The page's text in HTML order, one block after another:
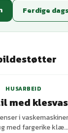
Ferdige
HUSARBEID
med
i
med fargerike klæ...